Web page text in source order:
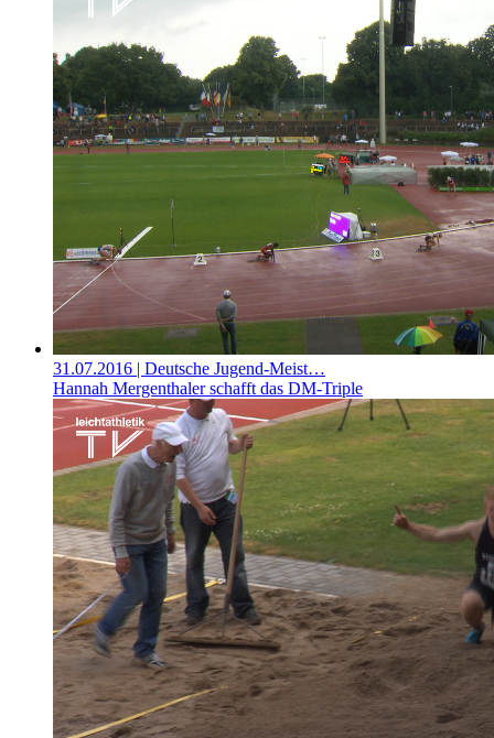
31.07.2016 | Deutsche Jugend-Meist…
Hannah Mergenthaler schafft das DM-Triple